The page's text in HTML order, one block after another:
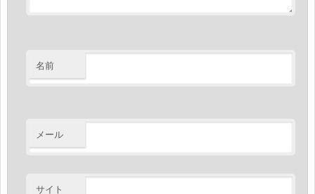
名前
メール
サイト